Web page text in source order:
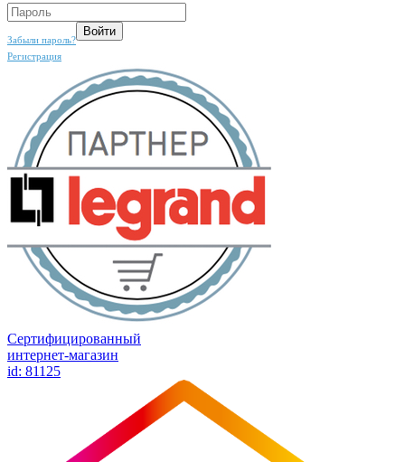
Забыли пароль?
Регистрация
Сертифицированный
интернет-магазин
id: 81125